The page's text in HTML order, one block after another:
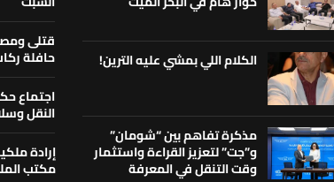
الكلام اللي بمشي عليه الترين!
مذكرة تفاهم بين “شومان”
و”جت” لتعزيز القراءة واستثمار
وقت التنقل في المعرفة
قتلى
حافلة
اجتماع
النقل
إرادة
مكتب